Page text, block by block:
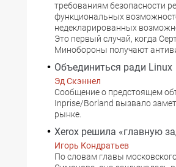
требованиям безопасности
функциональных
недекларированных
Это первый случай, когда
Минобороны получают
Объединиться ради Linux
Эд Скэннел
Сообщение о предстоящем
Inprise/Borland вызвало
рынке.
Xerox решила «главную
Игорь Кондратьев
По словам главы